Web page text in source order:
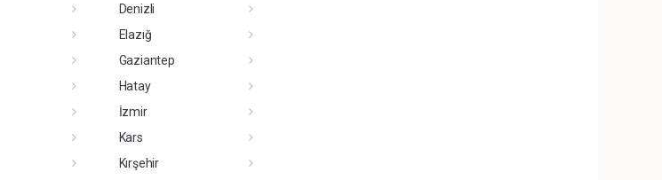
Denizli
Elazığ
Gaziantep
Hatay
İzmir
Kars
Kırşehir